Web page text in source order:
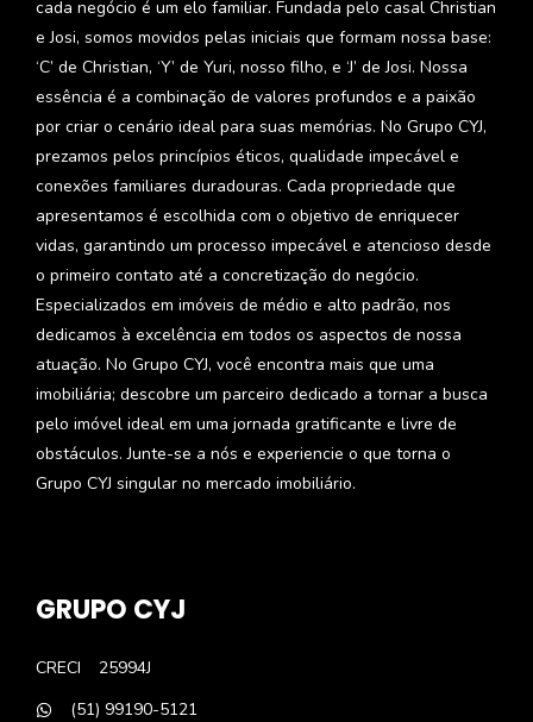
cada negócio é um elo familiar. Fundada pelo casal Christian
e Josi, somos movidos pelas iniciais que formam nossa base:
‘C’ de Christian, ‘Y’ de Yuri, nosso filho, e ‘J’ de Josi. Nossa
essência é a combinação de valores profundos e a paixão
por criar o cenário ideal para suas memórias. No Grupo CYJ,
prezamos pelos princípios éticos, qualidade impecável e
conexões familiares duradouras. Cada propriedade que
apresentamos é escolhida com o objetivo de enriquecer
vidas, garantindo um processo impecável e atencioso desde
o primeiro contato até a concretização do negócio.
Especializados em imóveis de médio e alto padrão, nos
dedicamos à excelência em todos os aspectos de nossa
atuação. No Grupo CYJ, você encontra mais que uma
imobiliária; descobre um parceiro dedicado a tornar a busca
pelo imóvel ideal em uma jornada gratificante e livre de
obstáculos. Junte-se a nós e experiencie o que torna o
Grupo CYJ singular no mercado imobiliário.
GRUPO CYJ
CRECI
25994J
(51) 99190-5121